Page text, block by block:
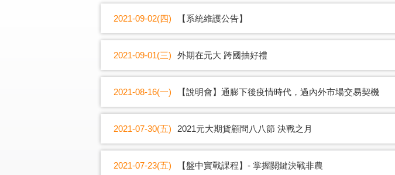
2021-09-02(四) 【系統維護公告】
2021-09-01(三) 外期在元大 跨國抽好禮
2021-08-16(一) 【說明會】通膨下後疫情時代，過內外市場交易契機
2021-07-30(五) 2021元大期貨顧問八八節 決戰之月
2021-07-23(五) 【盤中實戰課程】- 掌握關鍵決戰非農